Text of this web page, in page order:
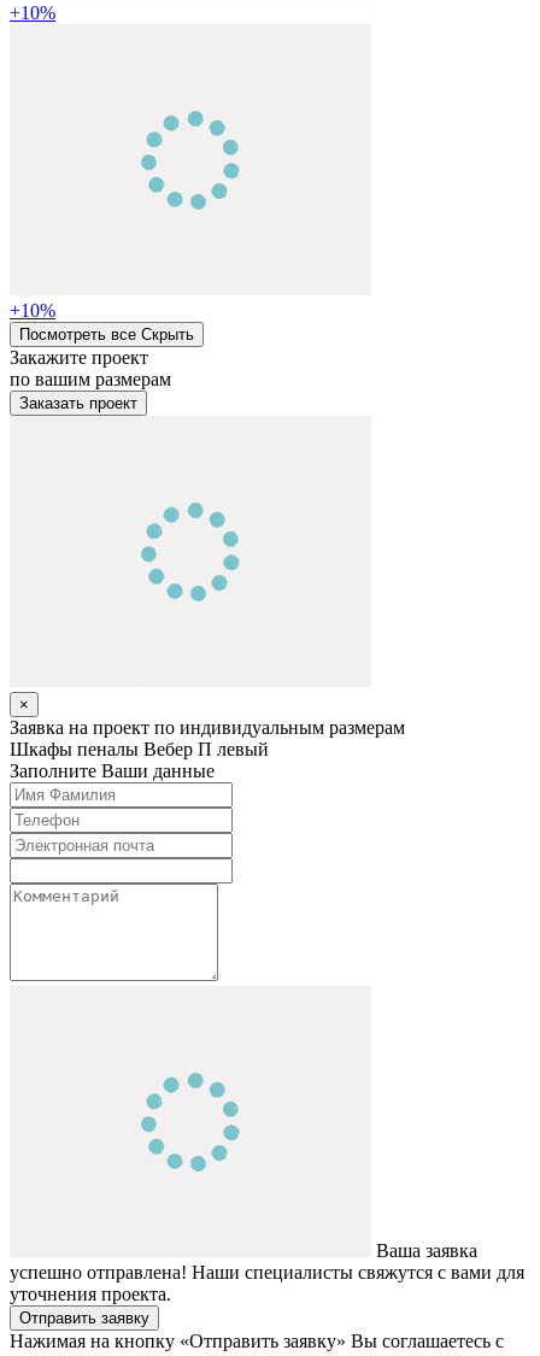
+10%
+10%
Посмотреть все Cкрыть
Закажите проект
по вашим размерам
Заказать проект
×
Заявка на проект по индивидуальным размерам
Шкафы пеналы Вебер П левый
Заполните Ваши данные
Ваша заявка
успешно отправлена! Наши специалисты свяжутся с вами для
уточнения проекта.
Отправить заявку
Нажимая на кнопку «Отправить заявку» Вы соглашаетесь с